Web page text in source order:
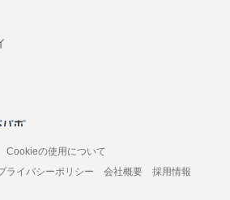
Cookieの使用について
ライバシーポリシー 会社概要
採用情報